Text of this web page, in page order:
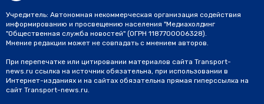
Учредитель: Автономная некоммерческая организация содействия
информированию и просвещению населения "Медиахолдинг
"Общественная служба новостей" (ОГРН 1187700006328).
Мнение редакции может не совпадать с мнением авторов.
При перепечатке или цитировании материалов сайта Transport-
news.ru ссылка на источник обязательна, при использовании в
Интернет-изданиях и на сайтах обязательна прямая гиперссылка на
сайт Transport-news.ru.